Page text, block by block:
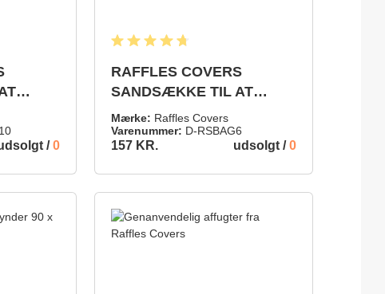
/0
RAFFLES COVERS
SANDSÆKKE TIL AT
FORHINDRE, AT DIT
OVERTRÆK BLÆSER
VÆK
Mærke: Raffles Covers
Varenummer: D-RSBAG6
157 KR. udsolgt /0
DETALJER